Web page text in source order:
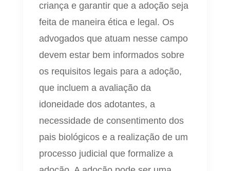
criança e garantir que a adoção seja
feita de maneira ética e legal. Os
advogados que atuam nesse campo
devem estar bem informados sobre
os requisitos legais para a adoção,
que incluem a avaliação da
idoneidade dos adotantes, a
necessidade de consentimento dos
pais biológicos e a realização de um
processo judicial que formalize a